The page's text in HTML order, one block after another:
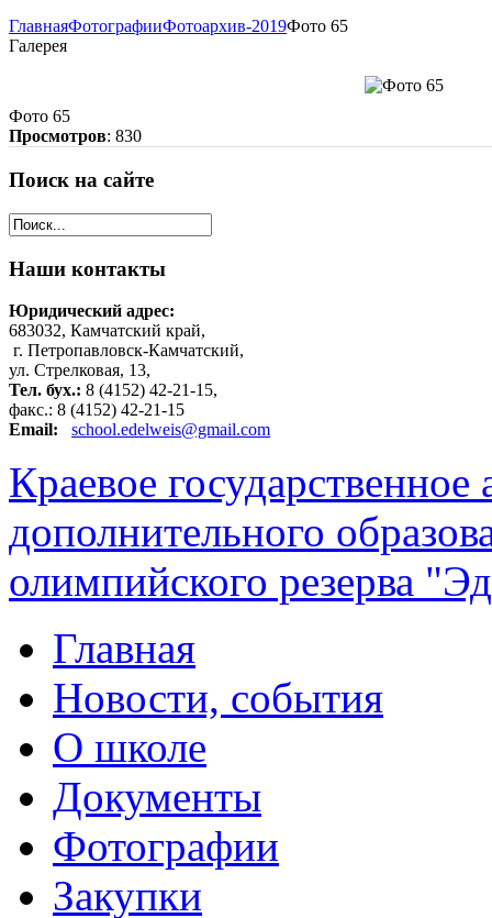
ГлавнаяФотографииФотоархив-2019Фото 65
Галерея
Фото 65
Просмотров: 830
Поиск на сайте
Наши контакты
Юридический адрес:
683032, Камчатский край,
г. Петропавловск-Камчатский,
ул. Стрелковая, 13,
Тел. бух.: 8 (4152) 42-21-15,
факс.: 8 (4152) 42-21-15
Email:
school.edelweis@gmail.com
Краевое
дополнительного
олимпийского резерва
Главная
Новости, события
О школе
Документы
Фотографии
Закупки